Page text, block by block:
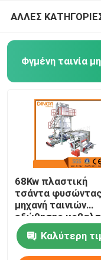
ΑΛΛΕΣ
Φγμένη ταινία
68Kw πλαστική
τσάντα φυσώντας
μηχανή ταινιών
εξώθησης
τριών στρώματος
Καλύτερη